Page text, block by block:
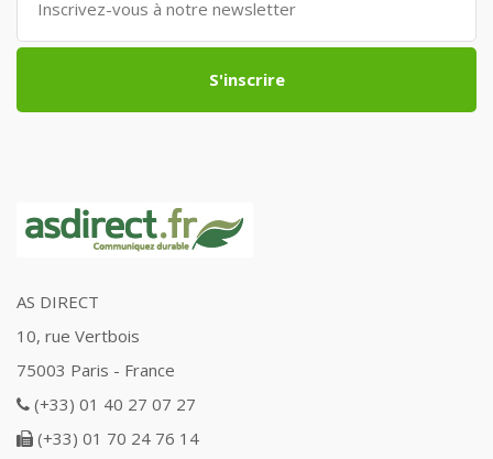
S'inscrire
AS DIRECT
10, rue Vertbois
75003 Paris - France
(+33) 01 40 27 07 27
(+33) 01 70 24 76 14